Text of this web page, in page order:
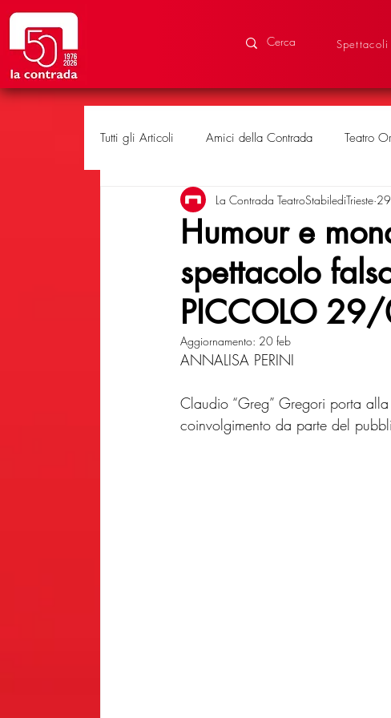
Spettacoli
Tutti gli Articoli Amici della Contrada Teatro
Eventi speciali Produzioni
Humour e
spettacolo
PICCOLO
La Contrada TeatroStabilediTrieste
Aggiornamento: 20 feb
ANNALISA PERINI
Claudio “Greg” Gregori porta
coinvolgimento da parte del